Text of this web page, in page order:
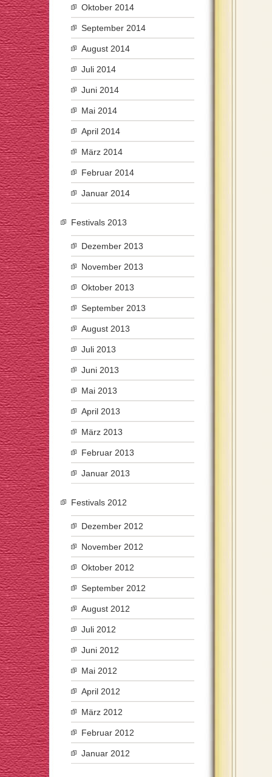
Oktober 2014
September 2014
August 2014
Juli 2014
Juni 2014
Mai 2014
April 2014
März 2014
Februar 2014
Januar 2014
Festivals 2013
Dezember 2013
November 2013
Oktober 2013
September 2013
August 2013
Juli 2013
Juni 2013
Mai 2013
April 2013
März 2013
Februar 2013
Januar 2013
Festivals 2012
Dezember 2012
November 2012
Oktober 2012
September 2012
August 2012
Juli 2012
Juni 2012
Mai 2012
April 2012
März 2012
Februar 2012
Januar 2012